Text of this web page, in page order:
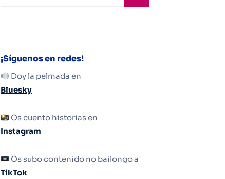
¡Síguenos en redes!
Doy la pelmada en
Bluesky
Os cuento historias en
Instagram
Os subo contenido no bailongo a
TikTok